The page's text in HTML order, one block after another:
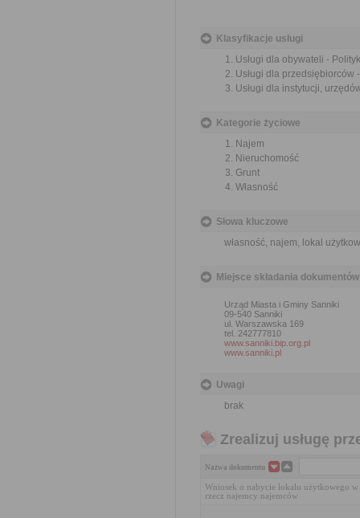
Klasyfikacje usługi
Usługi dla obywateli -
Usługi dla przedsiębiorców
Usługi dla instytucji,
Kategorie życiowe
Najem
Nieruchomość
Grunt
Własność
Słowa kluczowe
własność, najem, lokal
Miejsce składania dokumentów
Urząd Miasta i Gminy Sanniki
09-540 Sanniki
ul. Warszawska 169
tel. 242777810
www.sanniki.bip.org.pl
www.sanniki.pl
Uwagi
brak
Zrealizuj usługę
Nazwa dokumentu
Wniosek o nabycie lokalu użytkowego
rzecz najemcy najemców